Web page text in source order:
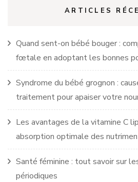
ARTICLES
Quand sent-on bébé bouger :
fœtale en adoptant les bonnes
Syndrome du bébé grognon :
traitement pour apaiser votre
Les avantages de la vitamine C
absorption optimale des
Santé féminine : tout savoir sur
périodiques